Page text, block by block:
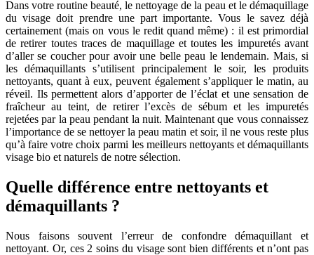
Dans votre routine beauté, le nettoyage de la peau et le démaquillage
du visage doit prendre une part importante. Vous le savez déjà
certainement (mais on vous le redit quand même) : il est primordial
de retirer toutes traces de maquillage et toutes les impuretés avant
d’aller se coucher pour avoir une belle peau le lendemain. Mais, si
les démaquillants s’utilisent principalement le soir, les produits
nettoyants, quant à eux, peuvent également s’appliquer le matin, au
réveil. Ils permettent alors d’apporter de l’éclat et une sensation de
fraîcheur au teint, de retirer l’excès de sébum et les impuretés
rejetées par la peau pendant la nuit. Maintenant que vous connaissez
l’importance de se nettoyer la peau matin et soir, il ne vous reste plus
qu’à faire votre choix parmi les meilleurs nettoyants et démaquillants
visage bio et naturels de notre sélection.
Quelle différence entre nettoyants et
démaquillants ?
Nous faisons souvent l’erreur de confondre démaquillant et
nettoyant. Or, ces 2 soins du visage sont bien différents et n’ont pas